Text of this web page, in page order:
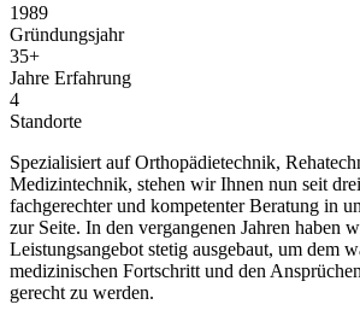
1989
Gründungsjahr
35+
Jahre Erfahrung
4
Standorte
Spezialisiert auf Orthopädietechnik,
Medizintechnik, stehen wir Ihnen nun seit
fachgerechter und kompetenter Beratung in
zur Seite. In den vergangenen Jahren haben
Leistungsangebot stetig ausgebaut, um dem
medizinischen Fortschritt und den
gerecht zu werden.